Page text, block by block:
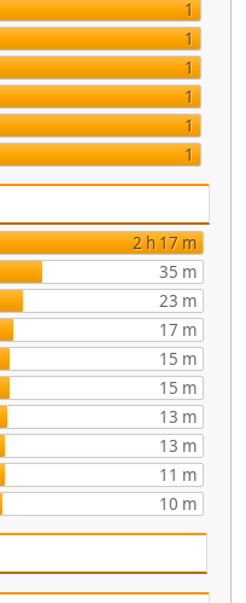
1
1
1
1
1
1
2 h 17 m
35 m
23 m
17 m
15 m
15 m
13 m
13 m
11 m
10 m